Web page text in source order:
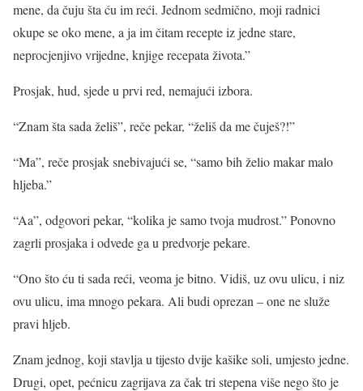
mene, da čuju šta ću im reći. Jednom sedmično, moji radnici
okupe se oko mene, a ja im čitam recepte iz jedne stare,
neprocjenjivo vrijedne, knjige recepata života.”
Prosjak, hud, sjede u prvi red, nemajući izbora.
“Znam šta sada želiš”, reče pekar, “želiš da me čuješ?!”
“Ma”, reče prosjak snebivajući se, “samo bih želio makar malo
hljeba.”
“Aa”, odgovori pekar, “kolika je samo tvoja mudrost.” Ponovno
zagrli prosjaka i odvede ga u predvorje pekare.
“Ono što ću ti sada reći, veoma je bitno. Vidiš, uz ovu ulicu, i niz
ovu ulicu, ima mnogo pekara. Ali budi oprezan – one ne služe
pravi hljeb.
Znam jednog, koji stavlja u tijesto dvije kašike soli, umjesto jedne.
Drugi, opet, pećnicu zagrijava za čak tri stepena više nego što je